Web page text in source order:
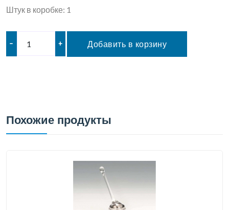
Штук в коробке: 1
– + Добавить в корзину
Похожие продукты